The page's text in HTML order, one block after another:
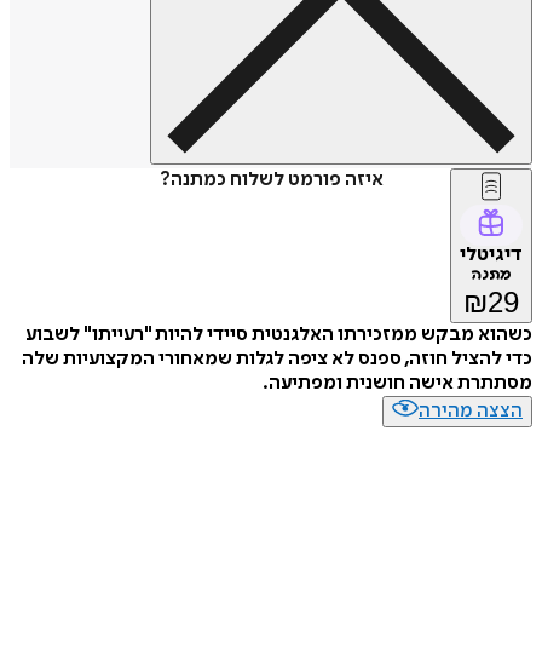
איזה פורמט לשלוח כמתנה?
דיגיטלי
מתנה
₪29
כשהוא מבקש ממזכירתו האלגנטית סיידי להיות "רעייתו" לשבוע
כדי להציל חוזה, ספנס לא ציפה לגלות שמאחורי המקצועיות שלה
מסתתרת אישה חושנית ומפתיעה.
הצצה מהירה